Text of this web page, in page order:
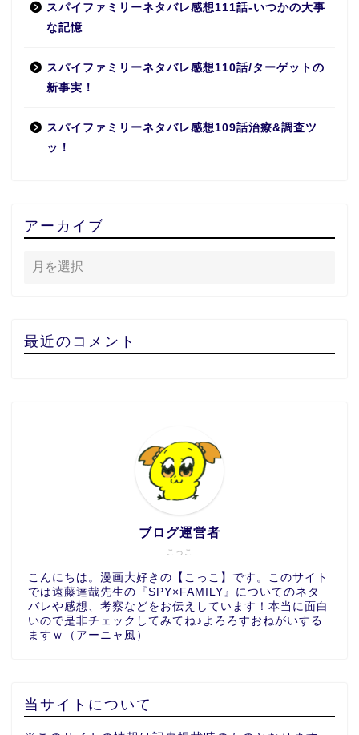
スパイファミリーネタバレ感想111話-いつかの大事
な記憶
スパイファミリーネタバレ感想110話/ターゲットの
新事実！
スパイファミリーネタバレ感想109話治療&調査ツ
ッ！
アーカイブ
最近のコメント
こっこ
ブログ運営者
こんにちは。漫画大好きの【こっこ】です。このサイト
では遠藤達哉先生の『SPY×FAMILY』についてのネタ
バレや感想、考察などをお伝えしています！本当に面白
いので是非チェックしてみてね♪よろろすおねがいする
ますｗ（アーニャ風）
当サイトについて